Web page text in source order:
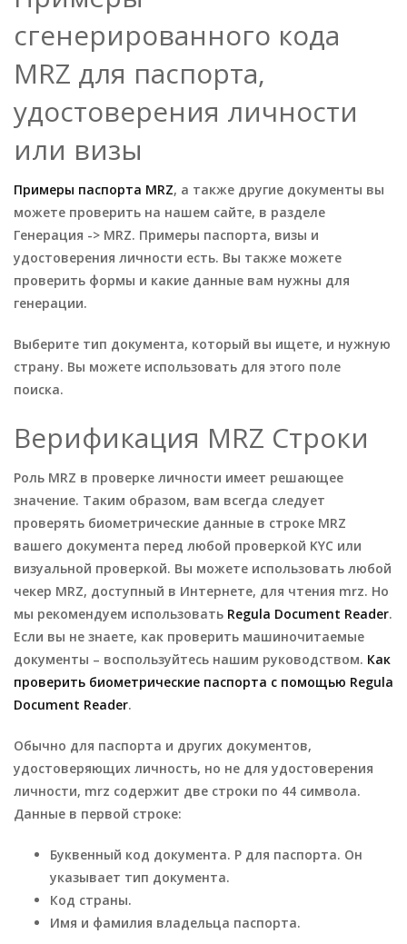
сгенерированного кода
MRZ для паспорта,
удостоверения личности
или визы
Примеры паспорта MRZ, а также другие документы вы
можете проверить на нашем сайте, в разделе
Генерация -> MRZ. Примеры паспорта, визы и
удостоверения личности есть. Вы также можете
проверить формы и какие данные вам нужны для
генерации.
Выберите тип документа, который вы ищете, и нужную
страну. Вы можете использовать для этого поле
поиска.
Верификация MRZ Строки
Роль MRZ в проверке личности имеет решающее
значение. Таким образом, вам всегда следует
проверять биометрические данные в строке MRZ
вашего документа перед любой проверкой KYC или
визуальной проверкой. Вы можете использовать любой
чекер MRZ, доступный в Интернете, для чтения mrz. Но
мы рекомендуем использовать Regula Document Reader.
Если вы не знаете, как проверить машиночитаемые
документы – воспользуйтесь нашим руководством. Как
проверить биометрические паспорта с помощью Regula
Document Reader.
Обычно для паспорта и других документов,
удостоверяющих личность, но не для удостоверения
личности, mrz содержит две строки по 44 символа.
Данные в первой строке:
Буквенный код документа. P для паспорта. Он
указывает тип документа.
Код страны.
Имя и фамилия владельца паспорта.